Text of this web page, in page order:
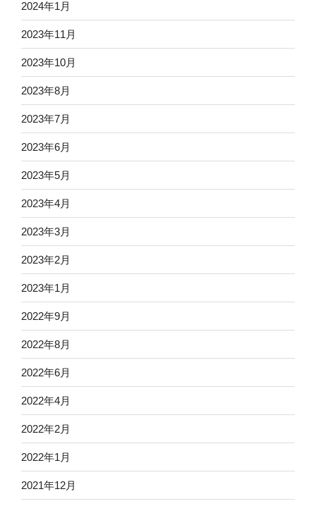
2024年1月
2023年11月
2023年10月
2023年8月
2023年7月
2023年6月
2023年5月
2023年4月
2023年3月
2023年2月
2023年1月
2022年9月
2022年8月
2022年6月
2022年4月
2022年2月
2022年1月
2021年12月